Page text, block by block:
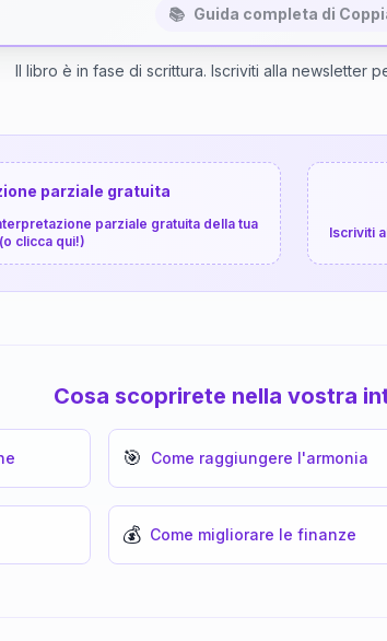
📚 Guida completa di
Il libro è in fase di scrittura. Iscriviti alla newsletter
parziale gratuita
parziale gratuita della tua
clicca qui!)
Iscriviti
Cosa scoprirete nella vostra
🎯 Come raggiungere l'armonia
💰 Come migliorare le finanze